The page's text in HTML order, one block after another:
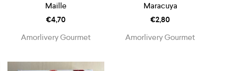
Maille
€4,70
Amorlivery Gourmet
Maracuya
€2,80
Amorlivery Gourmet